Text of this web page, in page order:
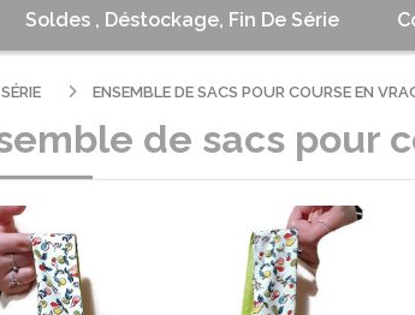
Soldes , Déstockage, Fin De Série
ENSEMBLE DE SACS POUR COURSE EN
de sacs pour